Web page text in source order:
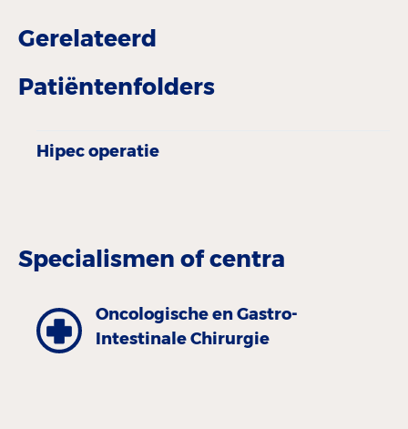
Gerelateerd
Patiëntenfolders
Hipec operatie
Specialismen of centra
Oncologische en Gastro-
Intestinale Chirurgie